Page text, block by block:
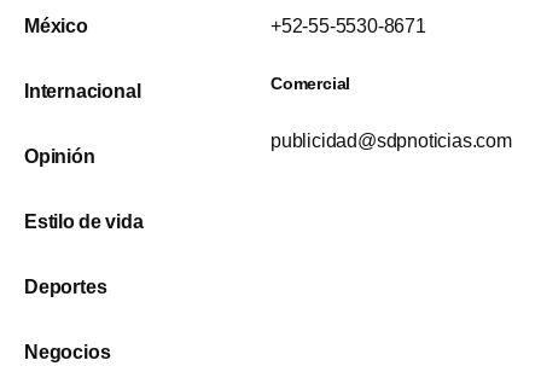
México
Internacional
Opinión
Estilo de vida
Deportes
Negocios
+52-55-5530-8671
Comercial
publicidad@sdpnoticias.com